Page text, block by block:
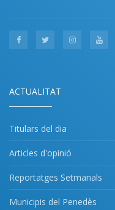
ACTUALITAT
Titulars del dia
Articles d'opinió
Reportatges Setmanals
Municipis del Penedès